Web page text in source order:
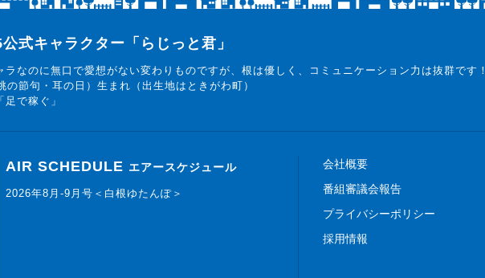
式キャラクター「らじっと君」
ラなのに無口で愛想がない変わりものですが、根は優しく、コミュニケーション力は抜群です！
の節句・耳の日）生まれ（出生地はときがわ町）
足で稼ぐ」
AIR SCHEDULE エアースケジュール
2026年8月-9月号＜白根ゆたんぽ＞
会社概要
番組審議会報告
プライバシーポリシー
採用情報